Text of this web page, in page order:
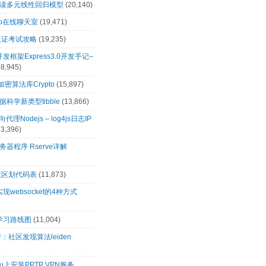
多元线性回归模型 (20,140)
在线聊天室 (19,471)
考试攻略 (19,235)
发框架Express3.0开发手记–
密算法库Crypto (15,897)
科学新类型tibble (13,866)
代理Nodejs – log4js日志IP
器程序 Rserve详解
划代码表 (11,873)
现websocket的4种方式
习路线图 (11,004)
社区发现算法leiden